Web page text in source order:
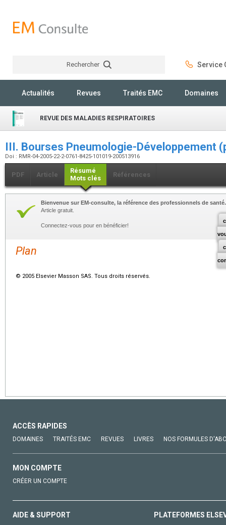
Rechercher Service
Actualités Revues Traités EMC Domaines
REVUE DES MALADIES RESPIRATOIRES
III. Bourses Pneumologie-Développement
Doi : RMR-04-2005-22-2-0761-8425-101019-200513916
PDF Article
Résumé
Mots clés
Références
Bienvenue sur EM-consulte, la référence des professionnels de santé.
Article gratuit.
Connectez-vous pour en bénéficier!
Plan
© 2005 Elsevier Masson SAS. Tous droits réservés.
ACCÈS RAPIDES
DOMAINES TRAITÉS EMC REVUES LIVRES NOS FORMULES
MON COMPTE
CRÉER UN COMPTE
AIDE & SUPPORT PLATEFORMES